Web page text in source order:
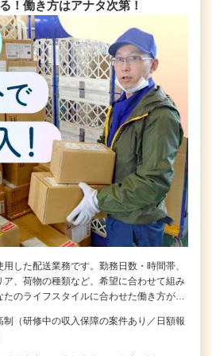
！働き方はアナタ次第！
した配送業務です。勤務日数・時間帯、
ア、荷物の種類など、希望に合わせて組み
たのライフスタイルに合わせた働き方が…
（研修中の収入保障の案件あり／日額報